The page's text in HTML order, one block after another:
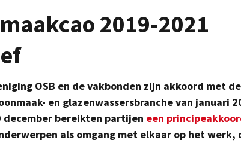
2019-2021
OSB en de vakbonden zijn akkoord met
en glazenwassersbranche van januari
december bereikten partijen een
als omgang met elkaar op het werk,